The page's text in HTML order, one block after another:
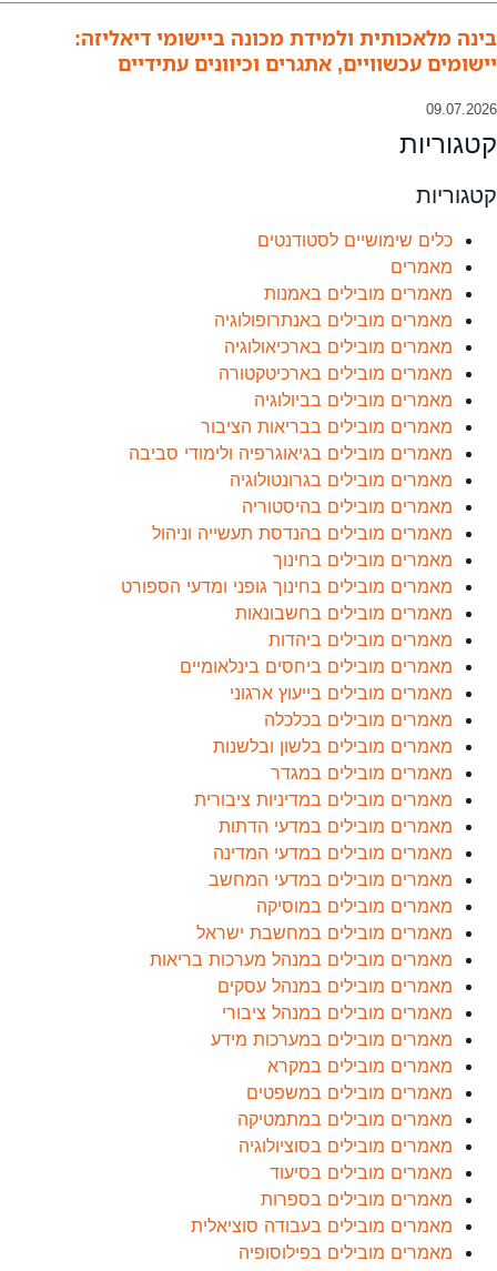
בינה מלאכותית ולמידת מכונה ביישומי דיאליזה:
יישומים עכשוויים, אתגרים וכיוונים עתידיים
09.07.2026
קטגוריות
קטגוריות
כלים שימושיים לסטודנטים
מאמרים
מאמרים מובילים באמנות
מאמרים מובילים באנתרופולוגיה
מאמרים מובילים בארכיאולוגיה
מאמרים מובילים בארכיטקטורה
מאמרים מובילים בביולוגיה
מאמרים מובילים בבריאות הציבור
מאמרים מובילים בגיאוגרפיה ולימודי סביבה
מאמרים מובילים בגרונטולוגיה
מאמרים מובילים בהיסטוריה
מאמרים מובילים בהנדסת תעשייה וניהול
מאמרים מובילים בחינוך
מאמרים מובילים בחינוך גופני ומדעי הספורט
מאמרים מובילים בחשבונאות
מאמרים מובילים ביהדות
מאמרים מובילים ביחסים בינלאומיים
מאמרים מובילים בייעוץ ארגוני
מאמרים מובילים בכלכלה
מאמרים מובילים בלשון ובלשנות
מאמרים מובילים במגדר
מאמרים מובילים במדיניות ציבורית
מאמרים מובילים במדעי הדתות
מאמרים מובילים במדעי המדינה
מאמרים מובילים במדעי המחשב
מאמרים מובילים במוסיקה
מאמרים מובילים במחשבת ישראל
מאמרים מובילים במנהל מערכות בריאות
מאמרים מובילים במנהל עסקים
מאמרים מובילים במנהל ציבורי
מאמרים מובילים במערכות מידע
מאמרים מובילים במקרא
מאמרים מובילים במשפטים
מאמרים מובילים במתמטיקה
מאמרים מובילים בסוציולוגיה
מאמרים מובילים בסיעוד
מאמרים מובילים בספרות
מאמרים מובילים בעבודה סוציאלית
מאמרים מובילים בפילוסופיה